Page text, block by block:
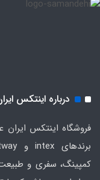
درباره اینتکس
فروشگاه اینتکس
کمپینگ، سفری و